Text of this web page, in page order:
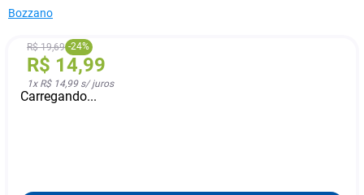
Bozzano
R$ 19,69 -24%
R$ 14,99
1x R$ 14,99s/ juros
Carregando...